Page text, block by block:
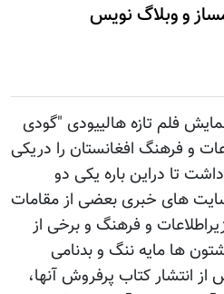
و وبلاگ نویس
فلم تازه هالییودی "گودی
و فرهنگ افغانستان را دریکی
تا دراین باره یکی دو
های خبری بعضی از مقامات
و فرهنگ و برخی از
ها مایه ننگ و بدنامی
از انتشار کتاب پرفروش آنها،